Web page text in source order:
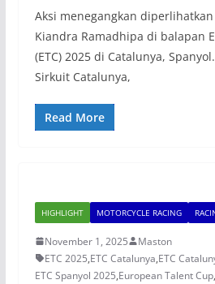
Aksi menegangkan
Kiandra Ramadhipa di balapan
(ETC) 2025 di Catalunya,
Sirkuit Catalunya,
Read More
HIGHLIGHT MOTORCYCLE RACING
November 1, 2025
Maston
ETC 2025,ETC Catalunya,ETC
ETC Spanyol 2025,European Talent Cup,